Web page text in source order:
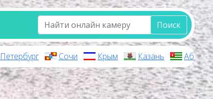
Поиск
Сочи Крым Казань